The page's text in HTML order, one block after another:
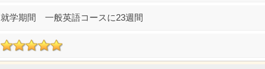
一般英語コースに23週間